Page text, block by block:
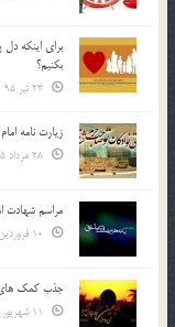
براي اينكه دل
بكنيم؟
زیارت نامه
مراسم شهادت
جذب کمک های